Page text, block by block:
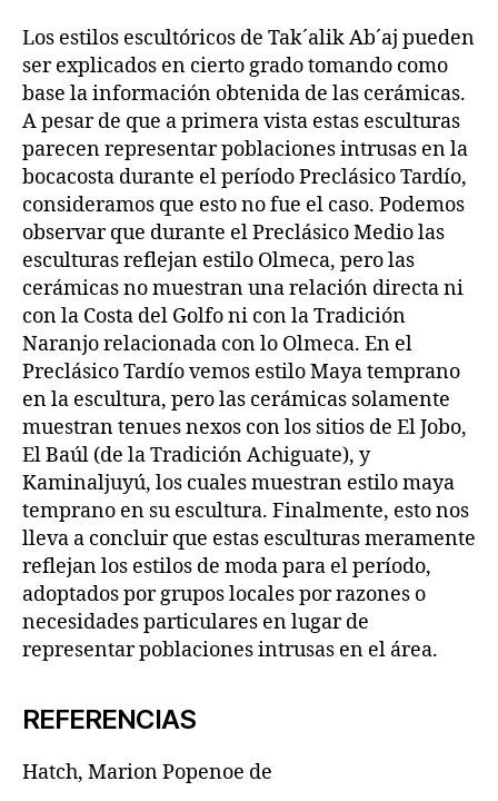
Los estilos escultóricos de Tak´alik Ab´aj pueden
ser explicados en cierto grado tomando como
base la información obtenida de las cerámicas.
A pesar de que a primera vista estas esculturas
parecen representar poblaciones intrusas en la
bocacosta durante el período Preclásico Tardío,
consideramos que esto no fue el caso. Podemos
observar que durante el Preclásico Medio las
esculturas reflejan estilo Olmeca, pero las
cerámicas no muestran una relación directa ni
con la Costa del Golfo ni con la Tradición
Naranjo relacionada con lo Olmeca. En el
Preclásico Tardío vemos estilo Maya temprano
en la escultura, pero las cerámicas solamente
muestran tenues nexos con los sitios de El Jobo,
El Baúl (de la Tradición Achiguate), y
Kaminaljuyú, los cuales muestran estilo maya
temprano en su escultura. Finalmente, esto nos
lleva a concluir que estas esculturas meramente
reflejan los estilos de moda para el período,
adoptados por grupos locales por razones o
necesidades particulares en lugar de
representar poblaciones intrusas en el área.
REFERENCIAS
Hatch, Marion Popenoe de